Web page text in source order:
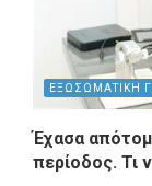
ΕΞΩΣΩΜΑΤΙΚΗ
Έχασα
περίοδος. Τι